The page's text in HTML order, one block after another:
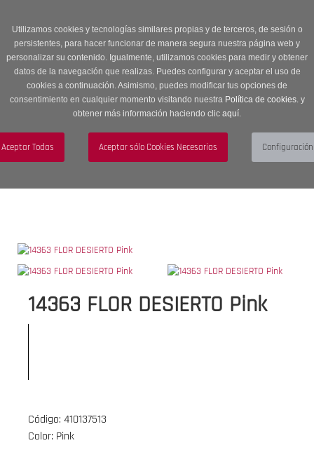
Utilizamos cookies y tecnologías similares propias y de terceros, de sesión o
persistentes, para hacer funcionar de manera segura nuestra página web y
personalizar su contenido. Igualmente, utilizamos cookies para medir y obtener
datos de la navegación que realizas. Puedes configurar y aceptar el uso de
cookies a continuación. Asimismo, puedes modificar tus opciones de
consentimiento en cualquier momento visitando nuestra Política de cookies.y
obtener más información haciendo clic aquí.
descuento en Sección OUTLET con código OUTLET20
navigation
Menú
14363 FLOR DESIERTO Pink
Código: 410137513
Color: Pink